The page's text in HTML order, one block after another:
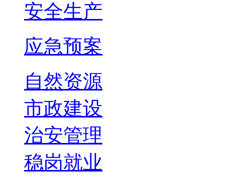
安全生产
应急预案
自然资源
市政建设
治安管理
稳岗就业